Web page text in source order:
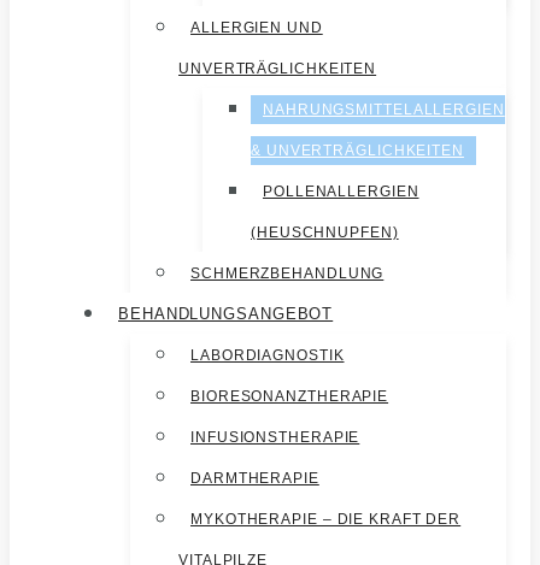
ALLERGIEN UND
UNVERTRÄGLICHKEITEN
NAHRUNGSMITTELALLERGIEN
& UNVERTRÄGLICHKEITEN
POLLENALLERGIEN
(HEUSCHNUPFEN)
SCHMERZBEHANDLUNG
BEHANDLUNGSANGEBOT
LABORDIAGNOSTIK
BIORESONANZTHERAPIE
INFUSIONSTHERAPIE
DARMTHERAPIE
MYKOTHERAPIE – DIE KRAFT DER
VITALPILZE